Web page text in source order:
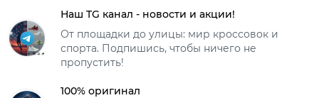
Наш TG канал - новости и акции!
От площадки до улицы: мир кроссовок и
спорта. Подпишись, чтобы ничего не
пропустить!
100% оригинал